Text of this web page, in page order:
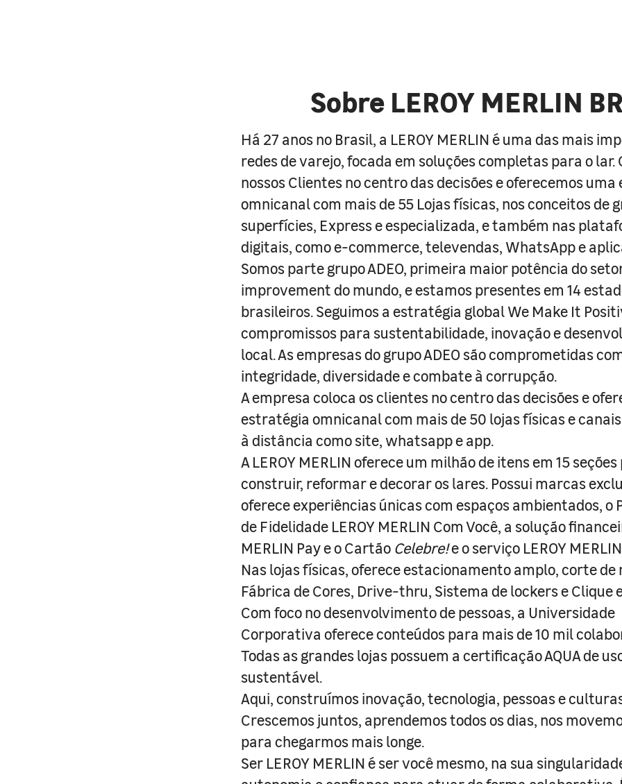
Sobre LEROY MERLIN BR
Há 27 anos no Brasil, a LEROY MERLIN é uma das mais
redes de varejo, focada em soluções completas para o lar.
nossos Clientes no centro das decisões e oferecemos
omnicanal com mais de 55 Lojas físicas, nos conceitos de
superfícies, Express e especializada, e também nas
digitais, como e-commerce, televendas, WhatsApp e
Somos parte grupo ADEO, primeira maior potência do
improvement do mundo, e estamos presentes em 14
brasileiros. Seguimos a estratégia global We Make It
compromissos para sustentabilidade, inovação e
local. As empresas do grupo ADEO são comprometidas
integridade, diversidade e combate à corrupção.
A empresa coloca os clientes no centro das decisões e
estratégia omnicanal com mais de 50 lojas físicas e
à distância como site, whatsapp e app.
A LEROY MERLIN oferece um milhão de itens em 15
construir, reformar e decorar os lares. Possui marcas
oferece experiências únicas com espaços ambientados, o
de Fidelidade LEROY MERLIN Com Você, a solução
MERLIN Pay e o Cartão Celebre!e o serviço LEROY
Nas lojas físicas, oferece estacionamento amplo, corte de
Fábrica de Cores, Drive-thru, Sistema de lockers e Clique
Com foco no desenvolvimento de pessoas, a Universidade
Corporativa oferece conteúdos para mais de 10 mil
Todas as grandes lojas possuem a certificação AQUA de
sustentável.
Aqui, construímos inovação, tecnologia, pessoas e
Crescemos juntos, aprendemos todos os dias, nos
para chegarmos mais longe.
Ser LEROY MERLIN é ser você mesmo, na sua